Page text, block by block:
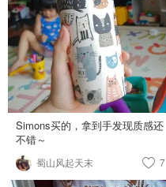
现在网站这条裙子普遍都打折
了，折扣不错就收了吧！
Simons买的，拿到手发现质感还
不错～
蜀山风起天末 7